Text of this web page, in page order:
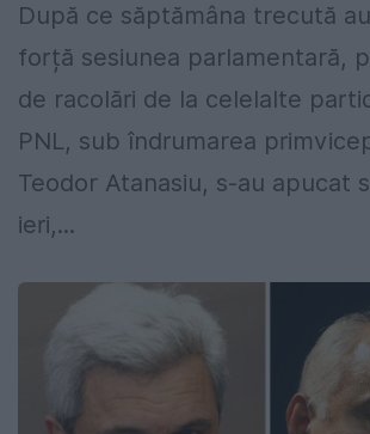
După ce săptămâna trecută
forță sesiunea parlamentară,
de racolări de la celelalte
PNL, sub îndrumarea
Teodor Atanasiu, s-au apucat
ieri,...